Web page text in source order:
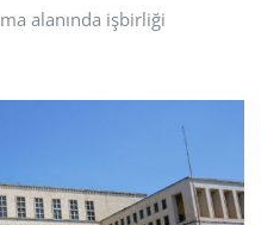
alanında işbirliği